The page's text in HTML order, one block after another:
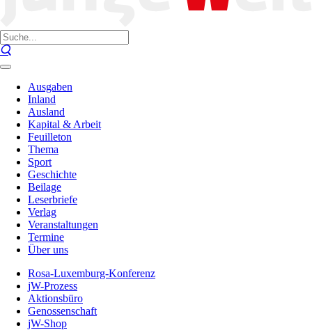
Ausgaben
Inland
Ausland
Kapital & Arbeit
Feuilleton
Thema
Sport
Geschichte
Beilage
Leserbriefe
Verlag
Veranstaltungen
Termine
Über uns
Rosa-Luxemburg-Konferenz
jW-Prozess
Aktionsbüro
Genossenschaft
jW-Shop